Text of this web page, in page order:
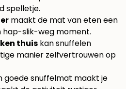
spelletje.
maakt de mat van eten een
hap-slik-weg moment.
thuis kan snuffelen
manier zelfvertrouwen op
goede snuffelmat maakt je